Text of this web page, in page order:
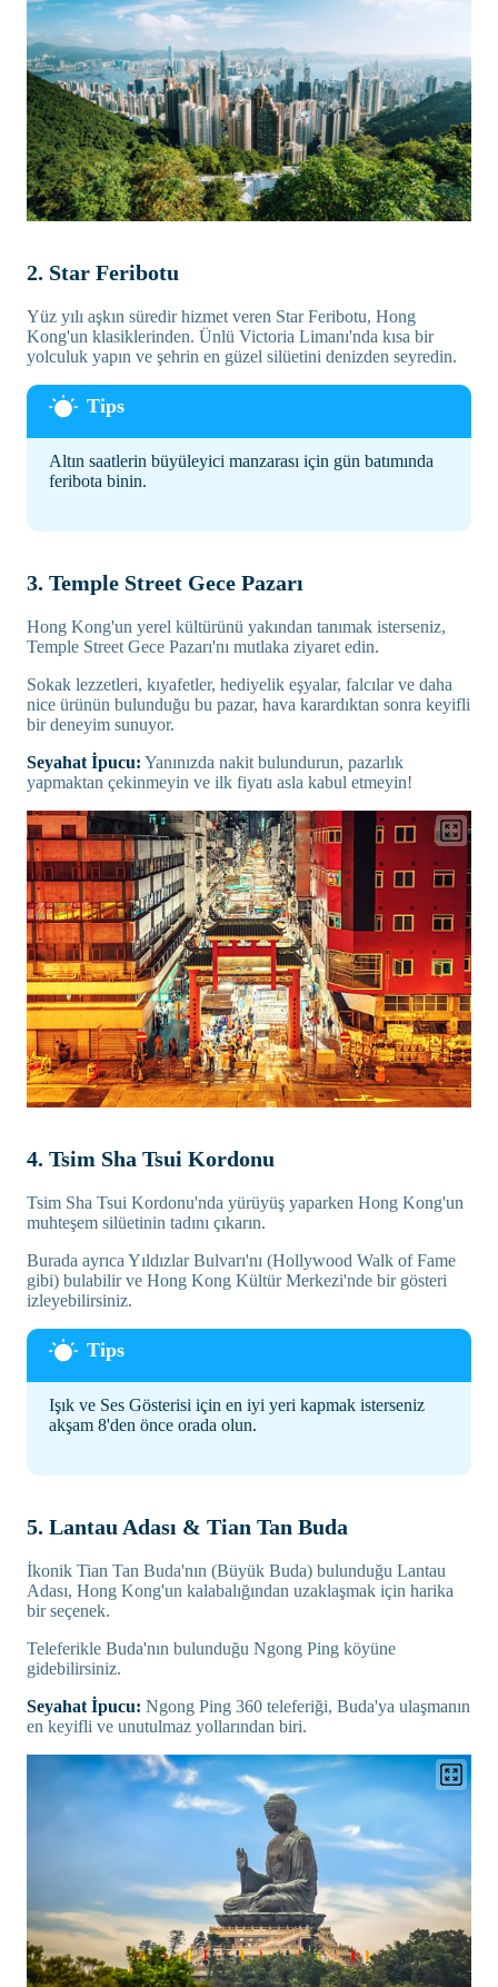
2. Star Feribotu
Yüz yılı aşkın süredir hizmet veren Star Feribotu, Hong
Kong'un klasiklerinden. Ünlü Victoria Limanı'nda kısa bir
yolculuk yapın ve şehrin en güzel silüetini denizden seyredin.
Altın saatlerin büyüleyici manzarası için gün batımında
feribota binin.
3. Temple Street Gece Pazarı
Hong Kong'un yerel kültürünü yakından tanımak isterseniz,
Temple Street Gece Pazarı'nı mutlaka ziyaret edin.
Sokak lezzetleri, kıyafetler, hediyelik eşyalar, falcılar ve daha
nice ürünün bulunduğu bu pazar, hava karardıktan sonra keyifli
bir deneyim sunuyor.
Seyahat İpucu: Yanınızda nakit bulundurun, pazarlık
yapmaktan çekinmeyin ve ilk fiyatı asla kabul etmeyin!
4. Tsim Sha Tsui Kordonu
Tsim Sha Tsui Kordonu'nda yürüyüş yaparken Hong Kong'un
muhteşem silüetinin tadını çıkarın.
Burada ayrıca Yıldızlar Bulvarı'nı (Hollywood Walk of Fame
gibi) bulabilir ve Hong Kong Kültür Merkezi'nde bir gösteri
izleyebilirsiniz.
Işık ve Ses Gösterisi için en iyi yeri kapmak isterseniz
akşam 8'den önce orada olun.
5. Lantau Adası & Tian Tan Buda
İkonik Tian Tan Buda'nın (Büyük Buda) bulunduğu Lantau
Adası, Hong Kong'un kalabalığından uzaklaşmak için harika
bir seçenek.
Teleferikle Buda'nın bulunduğu Ngong Ping köyüne
gidebilirsiniz.
Seyahat İpucu: Ngong Ping 360 teleferiği, Buda'ya ulaşmanın
en keyifli ve unutulmaz yollarından biri.